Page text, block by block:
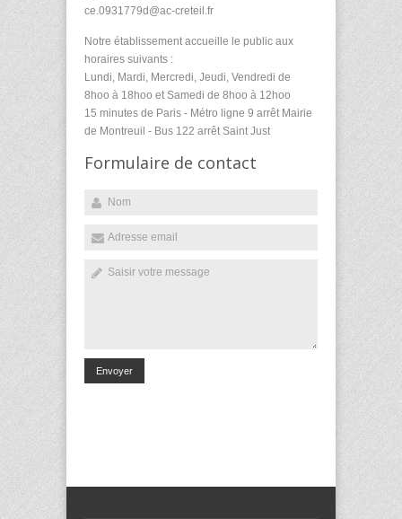
ce.0931779d@ac-creteil.fr
Notre établissement accueille le public aux
horaires suivants :
Lundi, Mardi, Mercredi, Jeudi, Vendredi de
8hoo à 18hoo et Samedi de 8hoo à 12hoo
15 minutes de Paris - Métro ligne 9 arrêt Mairie
de Montreuil - Bus 122 arrêt Saint Just
Formulaire de contact
Envoyer